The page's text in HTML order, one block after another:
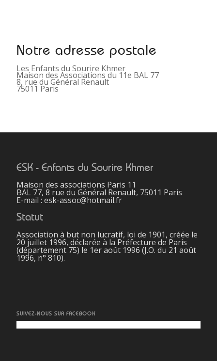
Notre adresse postale
Les Enfants du Sourire Khmer
Maison des Associations du 11e BAL 77
8, rue du Général Renault
75011 Paris
ESK - Enfants du Sourire Khmer
Maison des associations Paris 11
BAL 77, 8 rue du Général Renault, 75011 Paris
E-mail : esk-assoc@hotmail.fr
Statut
Association à but non lucratif, loi de 1901, créée le
20 juillet 1996, déclarée à la Préfecture de Paris
(département 75) le 1er août 1996 (J.O. du 21 août
1996, n° 810).
SUIVEZ-NOUS SUR FACEBOOK